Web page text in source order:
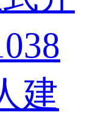
建